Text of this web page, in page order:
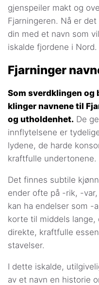
gjenspeiler makt og
Fjarningeren. Nå er
din med et navn som
iskalde fjordene i Nord.
Fjarninger
Som sverdklingen og
klinger navnene til
og utholdenhet. De
innflytelsene er
lydene, de harde
kraftfulle undertonene.
Det finnes subtile
ender ofte på -rik, -
kan ha endelser som -
korte til middels lange,
direkte, kraftfulle
stavelser.
I dette iskalde,
av et navn en historie